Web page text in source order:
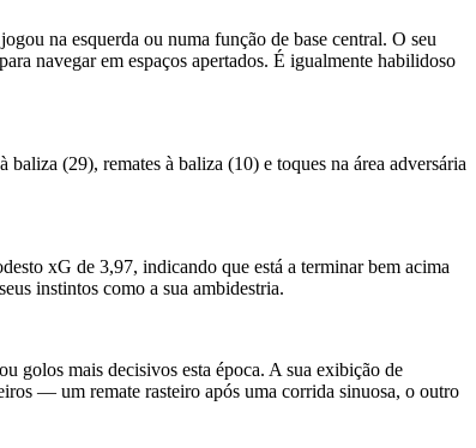
na esquerda ou numa função de base central. O seu
navegar em espaços apertados. É igualmente habilidoso
(29), remates à baliza (10) e toques na área adversária
xG de 3,97, indicando que está a terminar bem acima
instintos como a sua ambidestria.
golos mais decisivos esta época. A sua exibição de
— um remate rasteiro após uma corrida sinuosa, o outro